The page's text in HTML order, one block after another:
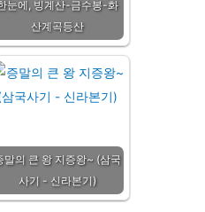
눈에, 빙계산-금수봉-화
산계곡등산
말의 큰 왕 지증왕~ (삼국
사기 - 신라본기)